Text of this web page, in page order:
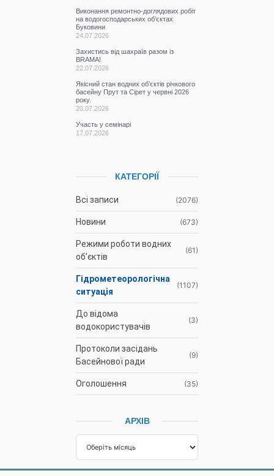
Виконання ремонтно-доглядових робіт
на водогосподарських об’єктах
Буковини
24.07.2026
Захистись від шахраїв разом із
BRAMA!
22.07.2026
Якісний стан водних об’єктів річкового
басейну Прут та Сірет у червні 2026
року.
20.07.2026
Участь у семінарі
17.07.2026
КАТЕГОРІЇ
Всі записи (2076)
Новини (673)
Режими роботи водних
об’єктів
(61)
Гідрометеорологічна
ситуація
(1107)
До відома
водокористувачів
(3)
Протоколи засідань
Басейнової ради
(9)
Оголошення (35)
АРХІВ